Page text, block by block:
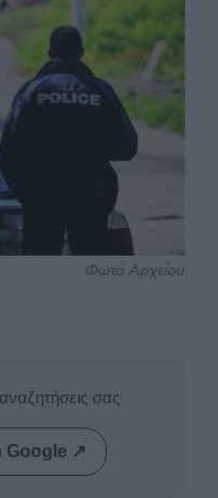
Φωτό Αρχείου
σας
Google ↗